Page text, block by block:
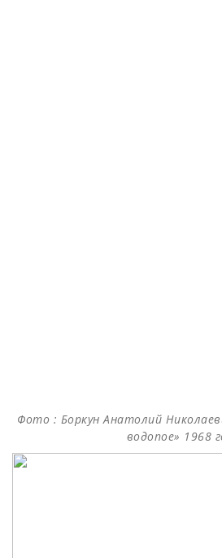
Фото : Боркун Анатолий
водопое» 1968